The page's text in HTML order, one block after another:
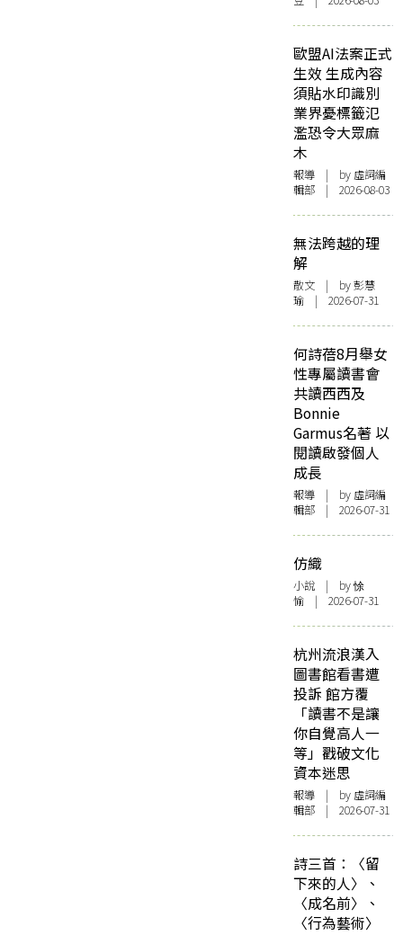
歐盟AI法案正式
生效 生成內容
須貼水印識別
業界憂標籤氾
濫恐令大眾麻
木
報導 | by 虛詞編
輯部 | 2026-08-03
無法跨越的理
解
散文 | by 彭慧
瑜 | 2026-07-31
何詩蓓8月舉女
性專屬讀書會
共讀西西及
Bonnie
Garmus名著 以
閱讀啟發個人
成長
報導 | by 虛詞編
輯部 | 2026-07-31
仿織
小說 | by 悇
愉 | 2026-07-31
杭州流浪漢入
圖書館看書遭
投訴 館方覆
「讀書不是讓
你自覺高人一
等」戳破文化
資本迷思
報導 | by 虛詞編
輯部 | 2026-07-31
詩三首：〈留
下來的人〉、
〈成名前〉、
〈行為藝術〉